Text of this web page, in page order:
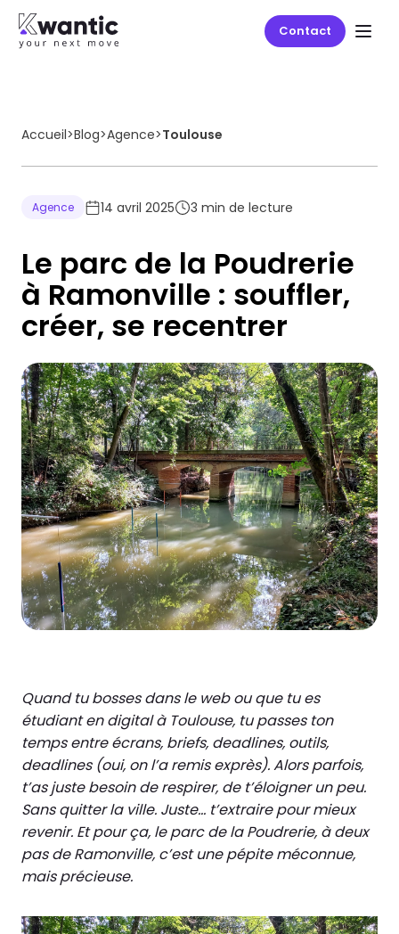
Contact
Accueil>Blog>Agence>Toulouse
Agence 14 avril 2025 3 min de lecture
Le parc de la Poudrerie
à Ramonville : souffler,
créer, se recentrer
Quand tu bosses dans le web ou que tu es
étudiant en digital à Toulouse, tu passes ton
temps entre écrans, briefs, deadlines, outils,
deadlines (oui, on l’a remis exprès). Alors parfois,
t’as juste besoin de respirer, de t’éloigner un peu.
Sans quitter la ville. Juste… t’extraire pour mieux
revenir. Et pour ça, le parc de la Poudrerie, à deux
pas de Ramonville, c’est une pépite méconnue,
mais précieuse.